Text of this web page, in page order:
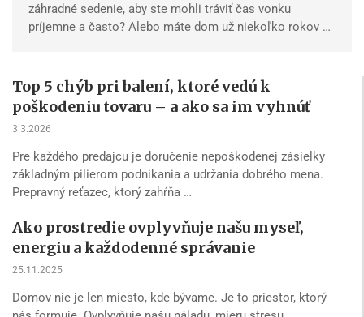
záhradné sedenie, aby ste mohli tráviť čas vonku
príjemne a často? Alebo máte dom už niekoľko rokov …
Top 5 chýb pri balení, ktoré vedú k
poškodeniu tovaru – a ako sa im vyhnúť
3.3.2026
Pre každého predajcu je doručenie nepoškodenej zásielky
základným pilierom podnikania a udržania dobrého mena.
Prepravný reťazec, ktorý zahŕňa …
Ako prostredie ovplyvňuje našu myseľ,
energiu a každodenné správanie
25.11.2025
Domov nie je len miesto, kde bývame. Je to priestor, ktorý